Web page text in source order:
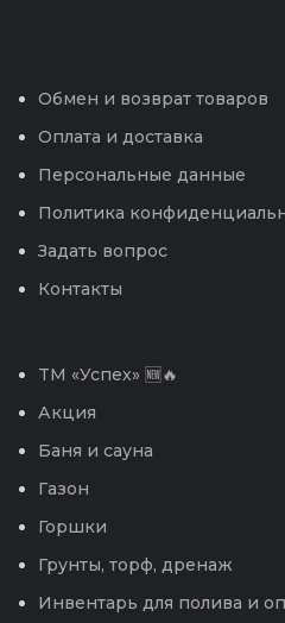
Обмен и возврат товаров
Оплата и доставка
Персональные данные
Политика
Задать вопрос
Контакты
TM «Успех» 🆕🔥
Акция
Баня и сауна
Газон
Горшки
Грунты, торф, дренаж
Инвентарь для полива и